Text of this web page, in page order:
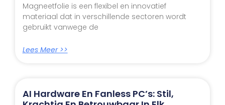
Magneetfolie is een flexibel en innovatief
materiaal dat in verschillende sectoren wordt
gebruikt vanwege de
Lees Meer >>
AI Hardware En Fanless PC’s: Stil,